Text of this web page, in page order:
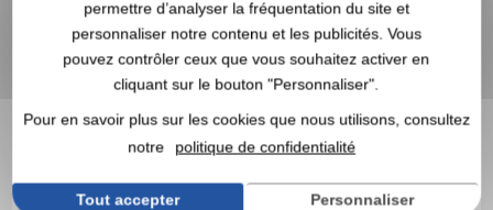
permettre d’analyser la fréquentation du site et
personnaliser notre contenu et les publicités. Vous
pouvez contrôler ceux que vous souhaitez activer en
cliquant sur le bouton "Personnaliser".
Pour en savoir plus sur les cookies que nous utilisons, consultez
notre
politique de confidentialité
Tout accepter Personnaliser